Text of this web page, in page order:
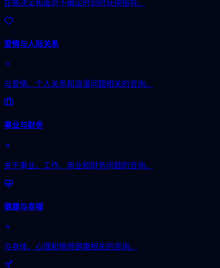
在做决定和面对不确定时刻时获得指导。
爱情与人际关系
与爱情、个人关系和浪漫问题相关的咨询。
事业与财务
关于事业、工作、商业和财务问题的咨询。
健康与幸福
与身体、心理和情感健康相关的咨询。